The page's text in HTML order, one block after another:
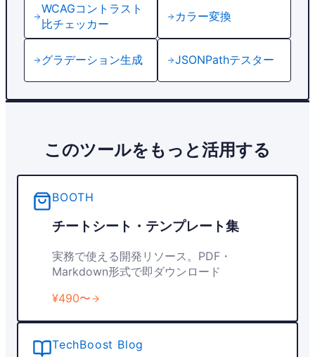
WCAGコントラスト
比チェッカー
カラー変換
グラデーション生成 JSONPathテスター
このツールをもっと活用する
BOOTH
チートシート・テンプレート集
実務で使える開発リソース。PDF・
Markdown形式で即ダウンロード
¥490〜
TechBoost Blog